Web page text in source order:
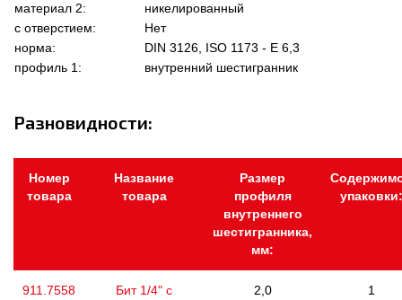
материал 2:
никелированный
с отверстием:
Нет
норма:
DIN 3126, ISO 1173 - E 6,3
профиль 1:
внутренний шестигранник
Разновидности:
Номер
товара
Название
товара
Размер
профиля
внутреннего
шестигранника,
мм:
упаковки:
911.7558
Бит 1/4" с
2,0 1